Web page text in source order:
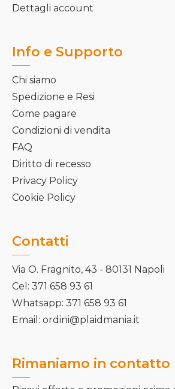
Dettagli account
Info e Supporto
Chi siamo
Spedizione e Resi
Come pagare
Condizioni di vendita
FAQ
Diritto di recesso
Privacy Policy
Cookie Policy
Contatti
Via O. Fragnito, 43 - 80131 Napoli
Cel: 371 658 93 61
Whatsapp: 371 658 93 61
Email: ordini@plaidmania.it
Rimaniamo in contatto